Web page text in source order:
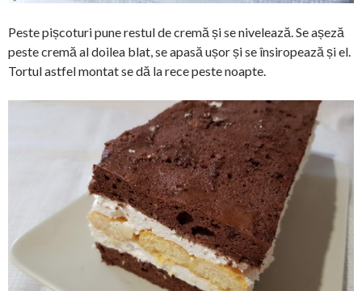
Peste pișcoturi pune restul de cremă și se nivelează. Se așeză
peste cremă al doilea blat, se apasă ușor și se însiropează și el.
Tortul astfel montat se dă la rece peste noapte.